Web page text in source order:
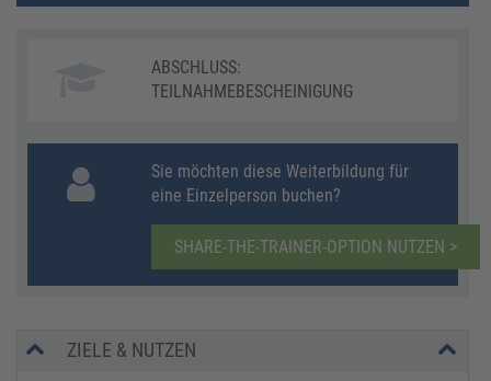
ABSCHLUSS:
TEILNAHMEBESCHEINIGUNG
Sie möchten diese Weiterbildung für
eine Einzelperson buchen?
SHARE-THE-TRAINER-OPTION NUTZEN >
ZIELE & NUTZEN